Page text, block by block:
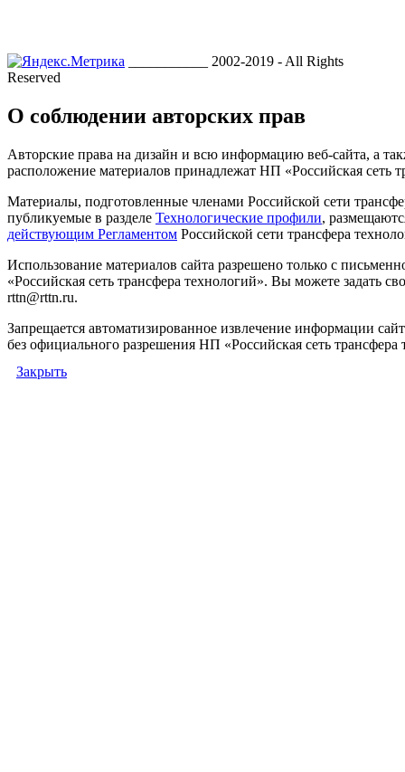
___________ 2002-2019 - All Rights
Reserved
О соблюдении авторских прав
Авторские права на дизайн и всю информацию веб-сайта, а
расположение материалов принадлежат НП «Российская сеть
Материалы, подготовленные членами Российской сети
публикуемые в разделе Технологические профили,
действующим Регламентом Российской сети трансфера
Использование материалов сайта разрешено только с
«Российская сеть трансфера технологий». Вы можете задать
rttn@rttn.ru.
Запрещается автоматизированное извлечение информации
без официального разрешения НП «Российская сеть трансфера
Закрыть